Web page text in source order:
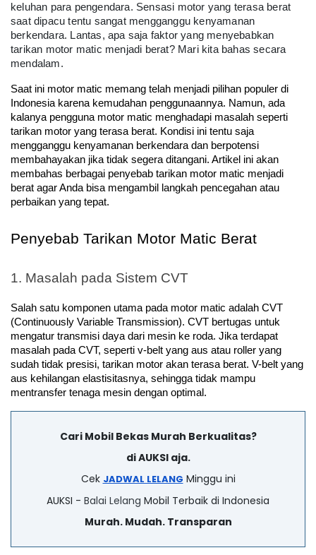
keluhan para pengendara. Sensasi motor yang terasa berat
saat dipacu tentu sangat mengganggu kenyamanan
berkendara. Lantas, apa saja faktor yang menyebabkan
tarikan motor matic menjadi berat? Mari kita bahas secara
mendalam.
Saat ini motor matic memang telah menjadi pilihan populer di
Indonesia karena kemudahan penggunaannya. Namun, ada
kalanya pengguna motor matic menghadapi masalah seperti
tarikan motor yang terasa berat. Kondisi ini tentu saja
mengganggu kenyamanan berkendara dan berpotensi
membahayakan jika tidak segera ditangani. Artikel ini akan
membahas berbagai penyebab tarikan motor matic menjadi
berat agar Anda bisa mengambil langkah pencegahan atau
perbaikan yang tepat.
Penyebab Tarikan Motor Matic Berat
1. Masalah pada Sistem CVT
Salah satu komponen utama pada motor matic adalah CVT
(Continuously Variable Transmission). CVT bertugas untuk
mengatur transmisi daya dari mesin ke roda. Jika terdapat
masalah pada CVT, seperti v-belt yang aus atau roller yang
sudah tidak presisi, tarikan motor akan terasa berat. V-belt yang
aus kehilangan elastisitasnya, sehingga tidak mampu
mentransfer tenaga mesin dengan optimal.
Cari Mobil Bekas Murah Berkualitas?
di AUKSI aja.
Cek JADWAL LELANG Minggu ini
AUKSI - Balai Lelang Mobil Terbaik di Indonesia
Murah. Mudah. Transparan